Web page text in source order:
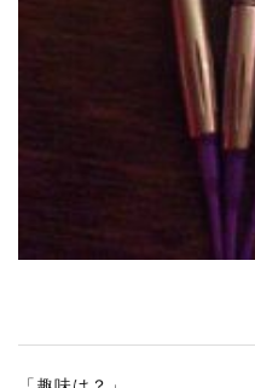
情報セキュリティ
プライバシーポリシー